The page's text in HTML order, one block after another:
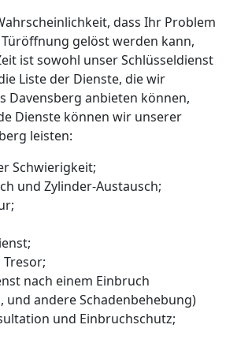
dass Ihr Problem
gelöst werden kann,
ist sowohl unser Schlüsseldienst
Liste der Dienste, die wir
Davensberg anbieten können,
Dienste können wir unserer
leisten:
Schwierigkeit;
und Zylinder-Austausch;
nach einem Einbruch
und andere Schadenbehebung)
und Einbruchschutz;